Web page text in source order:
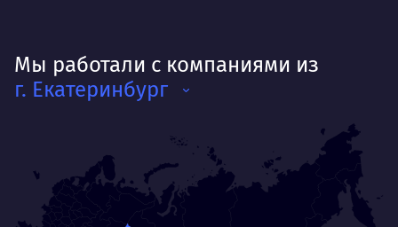
Мы работали с компаниями из
г. Екатеринбург